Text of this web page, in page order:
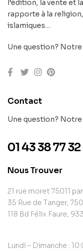
l’édition, la vente et
rapporte à la
islamiques…
Une question?
Contact
Une question?
01 43 38 77 32
Nous Trouver
21 rue moret 75011
35 Rue de Tanger,
118 Bd Félix Faure,
Lundi – Dimanche :